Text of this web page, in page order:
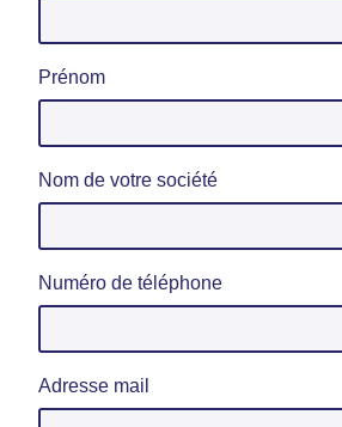
Prénom
Nom de votre société
Numéro de téléphone
Adresse mail